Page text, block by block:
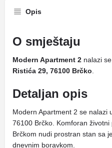
Opis
O smještaju
Modern Apartment 2 nalazi
Ristića 29, 76100 Brčko
Detaljan opis
Modern Apartment 2 se nalazi
76100 Brčko. Komforan
Brčkom nudi prostran stan sa
dnevnim boravkom.